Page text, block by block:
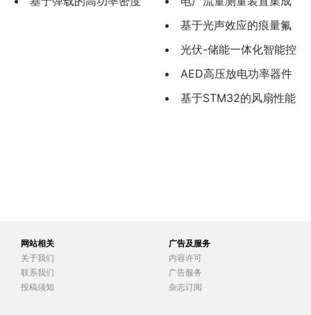
化选型与工程应用
基于光声效应的痕量氟
化氢的传感技术研究
光伏-储能一体化智能控
制系统设计与实现
AED高压放电功率器件
选型方法及其工程应用
基于STM32的风扇性能
网站相关
关于我们
联系我们
投稿须知
广告及服务
内容许可
广告服务
杂志订阅